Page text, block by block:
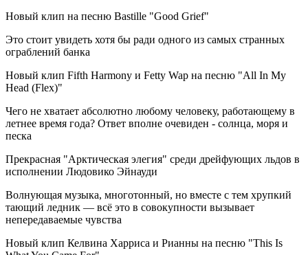
Новый клип на песню Bastille "Good Grief"
Это стоит увидеть хотя бы ради одного из самых странных
ограблений банка
Новый клип Fifth Harmony и Fetty Wap на песню "All In My
Head (Flex)"
Чего не хватает абсолютно любому человеку, работающему в
летнее время года? Ответ вполне очевиден - солнца, моря и
песка
Прекрасная "Арктическая элегия" среди дрейфующих льдов в
исполнении Людовико Эйнауди
Волнующая музыка, многотонный, но вместе с тем хрупкий
тающий ледник — всё это в совокупности вызывает
непередаваемые чувства
Новый клип Келвина Харриса и Рианны на песню "This Is